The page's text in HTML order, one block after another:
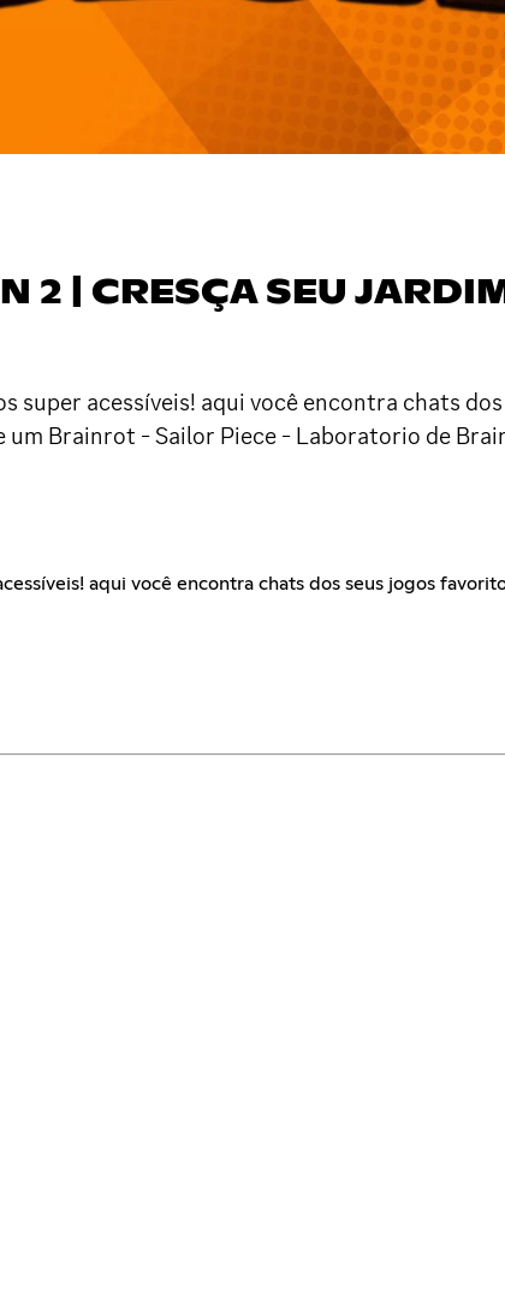
2 | CRESÇA SEU
super acessíveis! aqui você encontra chats
um Brainrot - Sailor Piece - Laboratorio de
aqui você encontra chats dos seus jogos